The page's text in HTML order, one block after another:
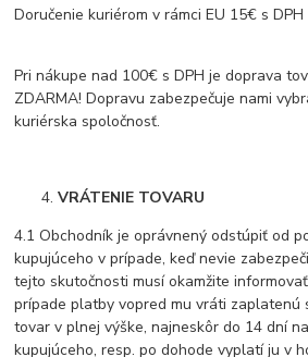
Doručenie kuriérom v rámci EU 15€ s DPH
Pri nákupe nad 100€ s DPH je doprava
ZDARMA! Dopravu zabezpečuje nami
kuriérska spoločnosť.
VRÁTENIE TOVARU
4.1 Obchodník je oprávnený odstúpiť od
kupujúceho v prípade, keď nevie
tejto skutočnosti musí okamžite
prípade platby vopred mu vráti zaplatenú
tovar v plnej výške, najneskôr do 14 dní
kupujúceho, resp. po dohode vyplatí ju v